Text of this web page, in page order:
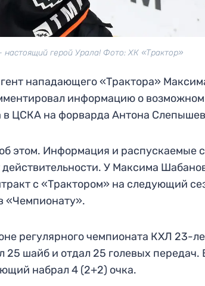
герой Урала! Фото: ХК «Трактор»
нападающего «Трактора»
информацию о возможном
в ЦСКА на форварда Антона
этом. Информация и распускаемые
действительности. У Максима
с «Трактором» на следующий
«Чемпионату».
регулярного чемпионата КХЛ 23-
25 шайб и отдал 25 голевых передач.
набрал 4 (2+2) очка.